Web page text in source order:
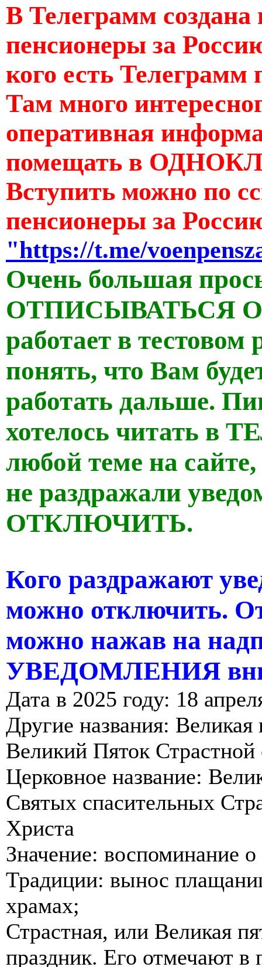
В Телеграмм
пенсионеры за
кого есть Телеграмм
Там много
оперативная
помещать в
Вступить можно по
пенсионеры за
"https://t.me/
Очень большая
ОТПИСЫВАТЬСЯ
работает в
понять, что Вам
работать дальше.
хотелось читать в
любой теме на
не раздражали
ОТКЛЮЧИТЬ.
Кого раздражают
можно отключить.
можно нажав на
УВЕДОМЛЕНИЯ
Дата в 2025 году: 18
Другие названия:
Великий Пяток
Церковное название:
Святых спасительных
Христа
Значение: воспоминание
Традиции: вынос
храмах;
Страстная, или Великая
праздник. Его отмечают